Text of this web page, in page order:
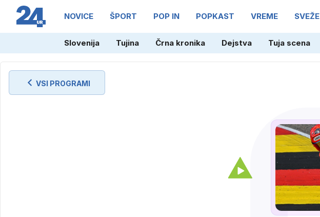
NOVICE ŠPORT POP IN POPKAST VREME SVEŽE
Slovenija Tujina Črna kronika Dejstva Tuja scena
VSI PROGRAMI